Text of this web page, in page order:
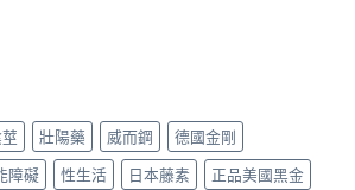
壯陽藥 威而鋼
德國金剛
障礙 性生活 日本藤素 正品美國黑金